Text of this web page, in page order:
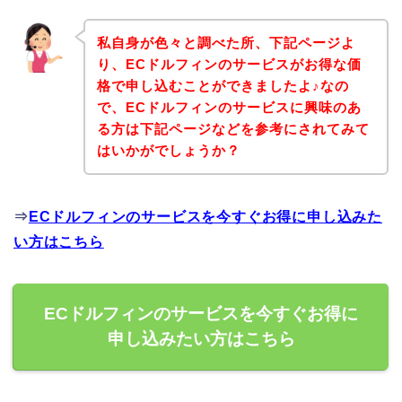
私自身が色々と調べた所、下記ページよ
り、ECドルフィンのサービスがお得な価
格で申し込むことができましたよ♪なの
で、ECドルフィンのサービスに興味のあ
る方は下記ページなどを参考にされてみて
はいかがでしょうか？
⇒ ECドルフィンのサービスを今すぐお得に申し込みた
い方はこちら
ECドルフィンのサービスを今すぐお得に
申し込みたい方はこちら